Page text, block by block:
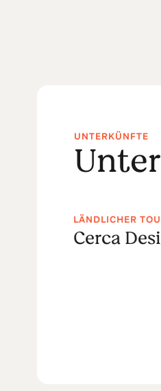
UNTERKÜNFTE
LÄNDLICHER
Cerca